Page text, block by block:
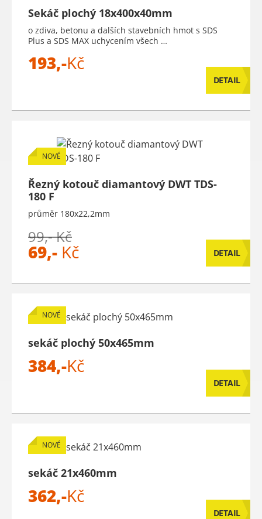
Sekáč plochý 18x400x40mm
o zdiva, betonu a dalších stavebních hmot s SDS
Plus a SDS MAX uchycením všech …
193,-Kč
DETAIL
NOVÉ
Řezný kotouč diamantový DWT TDS-
180 F
průměr 180x22,2mm
99,- Kč
69,- Kč DETAIL
NOVÉ
sekáč plochý 50x465mm
384,-Kč
DETAIL
NOVÉ
sekáč 21x460mm
362,-Kč
DETAIL